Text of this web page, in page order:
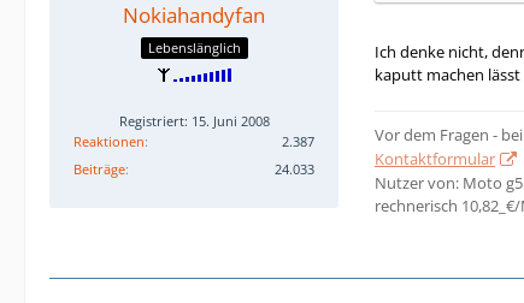
Nokiahandyfan
Lebenslänglich
Registriert: 15. Juni 2008
Reaktionen
2.387
Beiträge
24.033
Ich denke nicht,
kaputt machen
Vor dem Fragen - bei
Kontaktformular
Nutzer von: Moto
rechnerisch